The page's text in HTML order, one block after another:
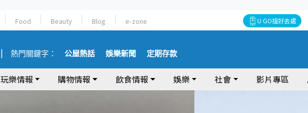
Food Beauty Blog e-zone U GO搵好去處
熱門關鍵字： 公屋熱話 娛樂新聞 定期存款
玩樂情報 購物情報 飲食情報 娛樂 社會 影片專區